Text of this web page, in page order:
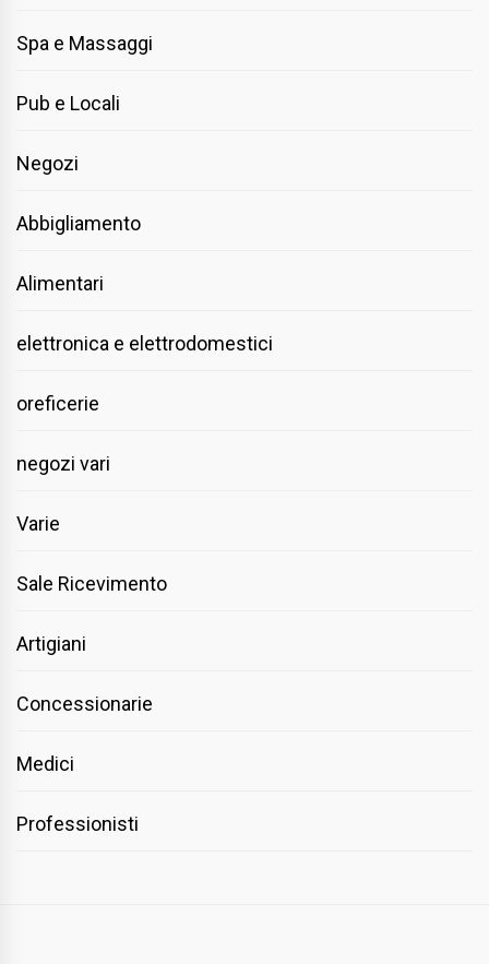
Spa e Massaggi
Pub e Locali
Negozi
Abbigliamento
Alimentari
elettronica e elettrodomestici
oreficerie
negozi vari
Varie
Sale Ricevimento
Artigiani
Concessionarie
Medici
Professionisti